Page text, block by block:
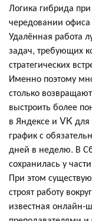
Логика гибрида
чередовании
Удалённая работа
задач, требующих
стратегических
Именно поэтому
столько
выстроить более
в Яндексе и VK
график с
дней в неделю. В
сохранилась у
При этом
строят работу
известная онлайн-